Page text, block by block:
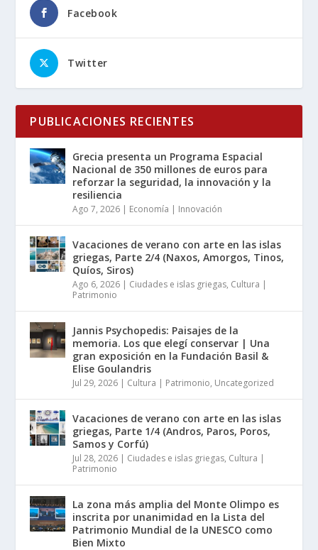
Facebook
Twitter
PUBLICACIONES RECIENTES
Grecia presenta un Programa Espacial
Nacional de 350 millones de euros para
reforzar la seguridad, la innovación y la
resiliencia
Ago 7, 2026 | Economía | Innovación
Vacaciones de verano con arte en las islas
griegas, Parte 2/4 (Naxos, Amorgos, Tinos,
Quíos, Siros)
Ago 6, 2026 | Ciudades e islas griegas, Cultura |
Patrimonio
Jannis Psychopedis: Paisajes de la
memoria. Los que elegí conservar | Una
gran exposición en la Fundación Basil &
Elise Goulandris
Jul 29, 2026 | Cultura | Patrimonio, Uncategorized
Vacaciones de verano con arte en las islas
griegas, Parte 1/4 (Andros, Paros, Poros,
Samos y Corfú)
Jul 28, 2026 | Ciudades e islas griegas, Cultura |
Patrimonio
La zona más amplia del Monte Olimpo es
inscrita por unanimidad en la Lista del
Patrimonio Mundial de la UNESCO como
Bien Mixto